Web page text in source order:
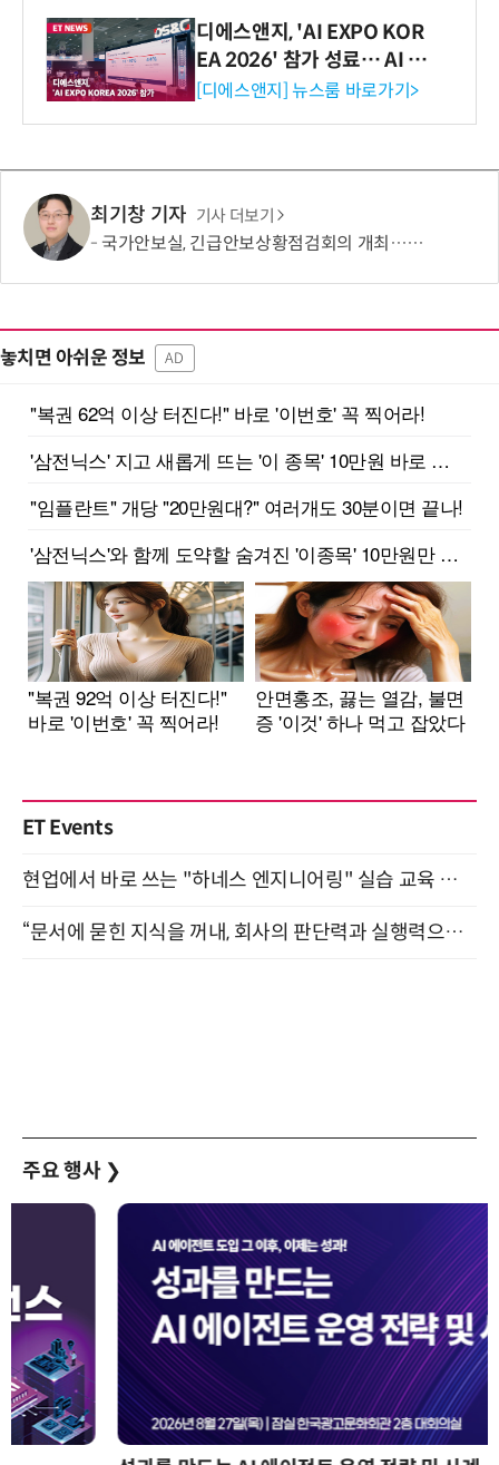
디에스앤지, 'AI EXPO KOR
EA 2026' 참가 성료… AI 전
생애주기 아우르는 통합 솔루
[디에스앤지] 뉴스룸 바로가기>
최기창 기자 기사 더보기
국가안보실, 긴급안보상황점검회의 개최…北 탄도미사일 관련
놓치면 아쉬운 정보 AD
ET Events
현업에서 바로 쓰는 "하네스 엔지니어링" 실습 교육 워크숍 8월 20일 개최
“문서에 묻힌 지식을 꺼내, 회사의 판단력과 실행력으로 바꾸다” (8/20)
주요 행사 ❯